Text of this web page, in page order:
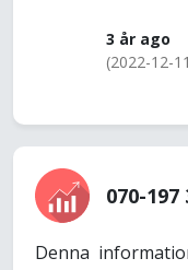
3 år ago
(2022-12-
070-
Denna